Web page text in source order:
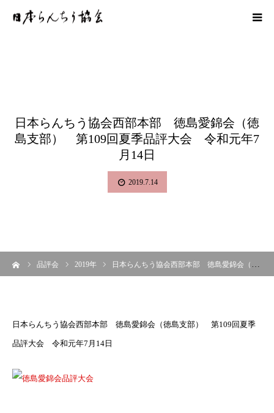
日本らんちう協会西部本部 徳島愛錦会（徳
島支部） 第109回夏季品評大会 令和元年7
月14日
2019.7.14
品評会 2019年 日本らんちう協会西部本部 徳島愛錦会（徳島支部） 第109回夏季品評大会 令和元年7月14日
日本らんちう協会西部本部 徳島愛錦会（徳島支部） 第109回夏季
品評大会 令和元年7月14日